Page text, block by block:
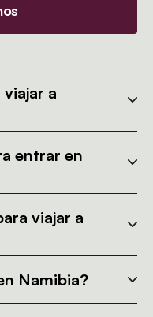
a
entrar en
viajar a
Namibia?